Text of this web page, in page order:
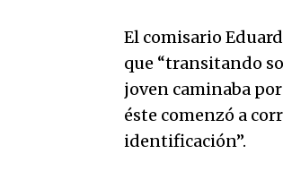
El comisario
que “transitando
joven caminaba
éste comenzó a
identificación”.